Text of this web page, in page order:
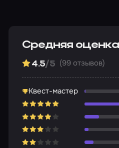
Средняя
4.5/5 (99 отзывов)
Квест-мастер